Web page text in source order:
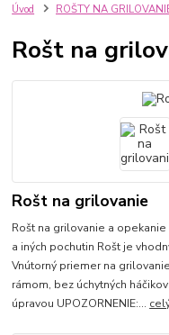
Úvod ROŠTY NA
Rošt na
Rošt na grilovanie
Rošt na grilovanie a
a iných pochutin Rošt je
Vnútorný priemer na
rámom, bez úchytných
úpravou UPOZORNENIE:...